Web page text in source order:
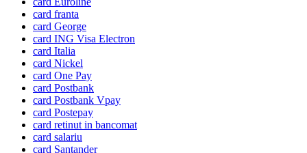
card franta
card George
card ING Visa Electron
card Italia
card Nickel
card One Pay
card Postbank
card Postbank Vpay
card Postepay
card retinut in bancomat
card salariu
card Santander